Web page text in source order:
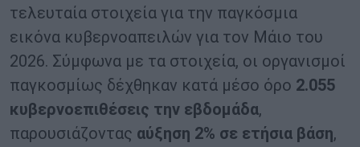
τελευταία στοιχεία για την παγκόσμια
εικόνα κυβερνοαπειλών για τον Μάιο του
2026. Σύμφωνα με τα στοιχεία, οι οργανισμοί
παγκοσμίως δέχθηκαν κατά μέσο όρο 2.055
κυβερνοεπιθέσεις την εβδομάδα,
παρουσιάζοντας αύξηση 2% σε ετήσια βάση,